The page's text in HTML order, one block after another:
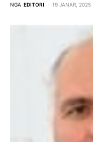
NGA EDITORI 19 JANAR, 2025